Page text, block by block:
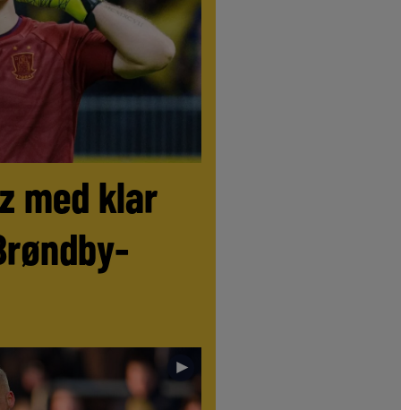
med klar
►